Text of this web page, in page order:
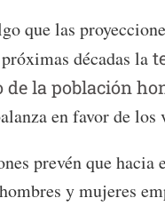
que las
décadas la
de la población
en favor de los
prevén que hacia
y mujeres